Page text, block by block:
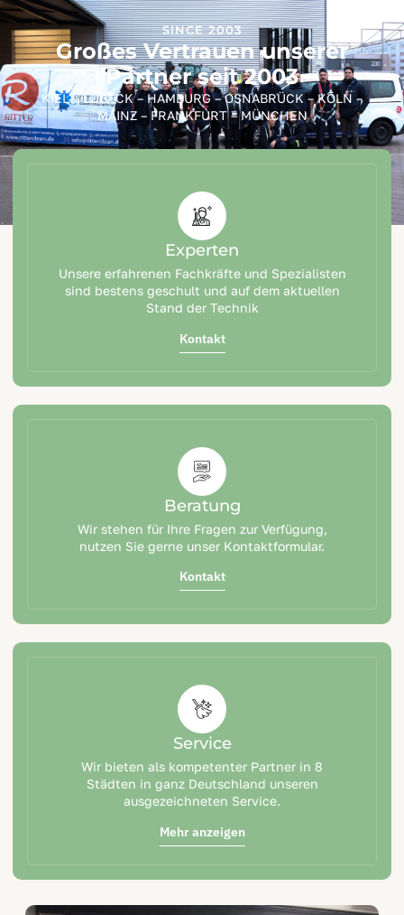
SINCE 2003
Großes Vertrauen unserer
Partner seit 2003
KIEL – LÜBECK – HAMBURG – OSNABRÜCK – KÖLN –
MAINZ – FRANKFURT – MÜNCHEN
Experten
Unsere erfahrenen Fachkräfte und Spezialisten
sind bestens geschult und auf dem aktuellen
Stand der Technik
Kontakt
Beratung
Wir stehen für Ihre Fragen zur Verfügung,
nutzen Sie gerne unser Kontaktformular.
Kontakt
Service
Wir bieten als kompetenter Partner in 8
Städten in ganz Deutschland unseren
ausgezeichneten Service.
Mehr anzeigen